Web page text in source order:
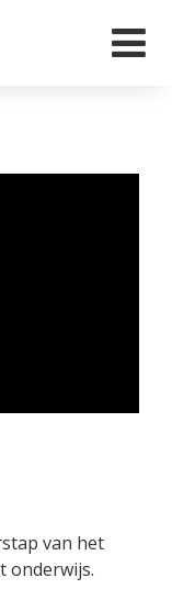

van het
onderwijs.